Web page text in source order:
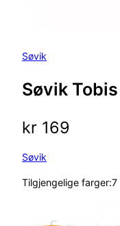
Søvik
Søvik
kr 169
Søvik
Tilgjengelige farger:7